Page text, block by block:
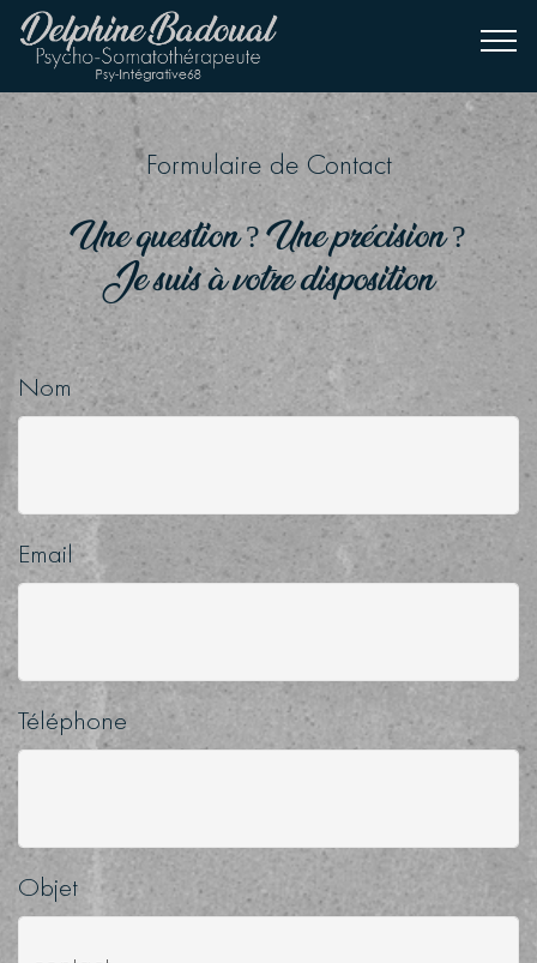
Formulaire de Contact
Une question ? Une précision ?
Je suis à votre disposition
Nom
Email
Téléphone
Objet